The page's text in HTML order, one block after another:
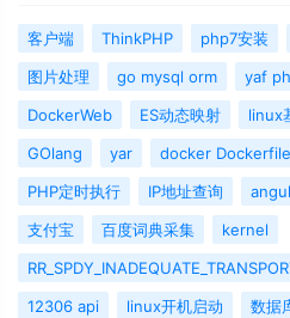
客户端 ThinkPHP php7安装
图片处理
go mysql orm yaf
DockerWeb
ES动态映射 linux
GOlang
yar docker Dockerfile
PHP定时执行
IP地址查询
支付宝
百度词典采集
kernel
12306 api
linux开机启动 数据